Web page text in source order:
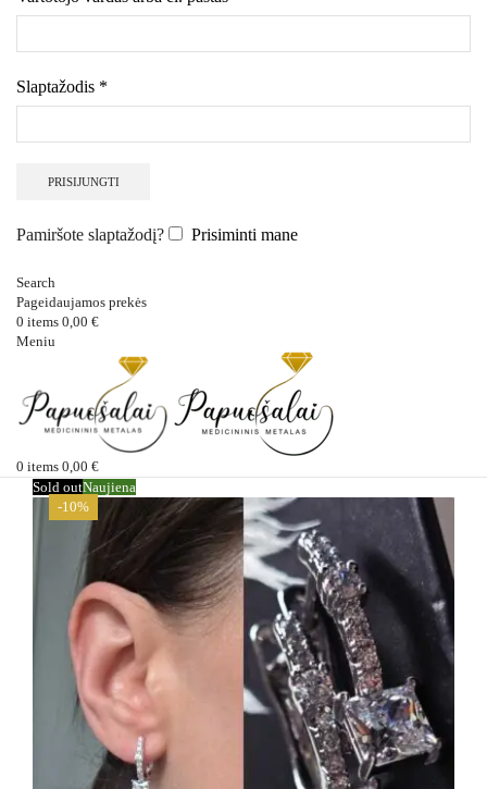
Slaptažodis *
PRISIJUNGTI
Pamiršote slaptažodį? Prisiminti mane
Search
Pageidaujamos prekės
0 items 0,00 €
Meniu
0 items 0,00 €
-10%
Sold outNaujiena